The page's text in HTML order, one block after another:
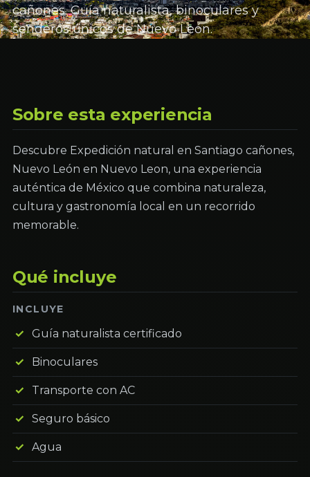
cañones. Guía naturalista, binoculares y
senderos únicos de Nuevo León.
Sobre esta experiencia
Descubre Expedición natural en Santiago cañones,
Nuevo León en Nuevo Leon, una experiencia
auténtica de México que combina naturaleza,
cultura y gastronomía local en un recorrido
memorable.
Qué incluye
INCLUYE
Guía naturalista certificado
Binoculares
Transporte con AC
Seguro básico
Agua